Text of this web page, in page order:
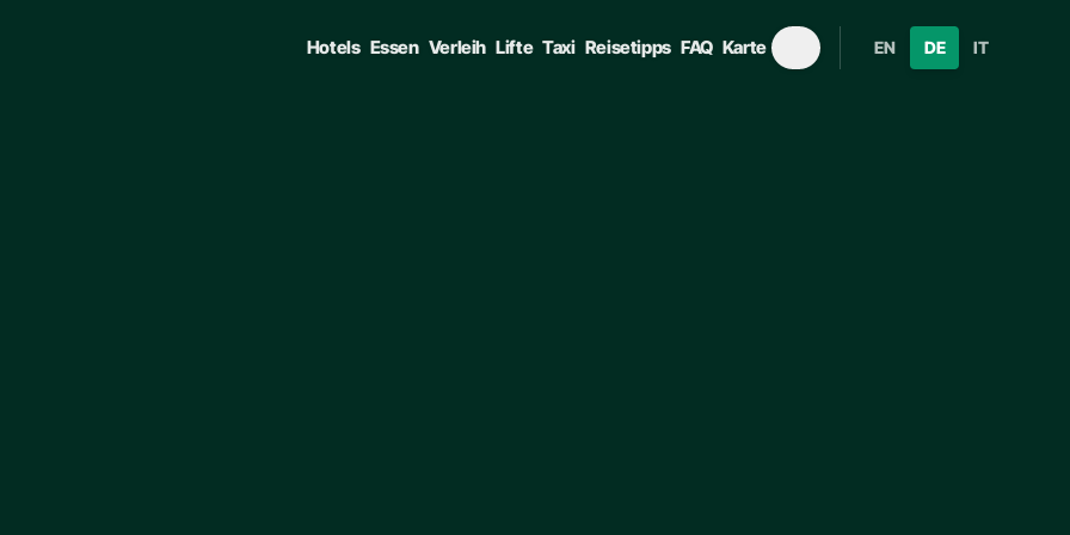
Hotels Essen Verleih Lifte Taxi Reisetipps FAQ Karte EN DE IT